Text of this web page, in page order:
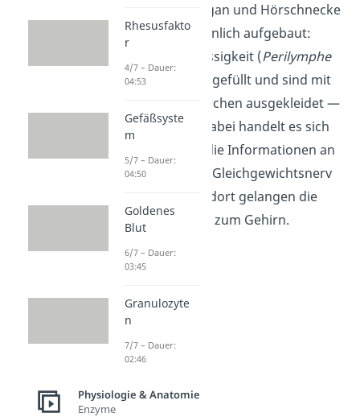
Gleichgewichtsorgan und Hörschnecke
sind insgesamt ähnlich aufgebaut:
Beide sind mit Flüssigkeit (Perilymphe
undEndolymphe
) gefüllt und sind mit
feinen Flimmerhärchen ausgekleidet —
denHaarzellen
. Dabei handelt es sich
um Sinneszellen, die Informationen an
den Hörnerv bzw. Gleichgewichtsnerv
weitergeben. Vor dort gelangen die
Signale schließlich zum Gehirn.
Rhesusfakto
r
4/7 – Dauer:
04:53
Gefäßsyste
m
5/7 – Dauer:
04:50
Goldenes
Blut
6/7 – Dauer:
03:45
Granulozyte
n
7/7 – Dauer:
02:46
Physiologie & Anatomie
Enzyme